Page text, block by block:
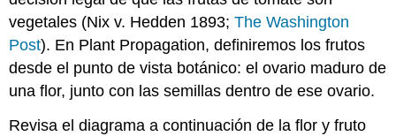
vegetales (Nix v. Hedden 1893;The Washington
Post). En Plant Propagation, definiremos los frutos
desde el punto de vista botánico: el ovario maduro de
una flor, junto con las semillas dentro de ese ovario.
Revisa el diagrama a continuación de la flor y fruto